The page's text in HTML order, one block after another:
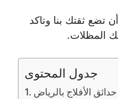
تضع ثقتك بنا وتاكد
المظلات.
جدول المحتوى
الأفلاج بالرياض